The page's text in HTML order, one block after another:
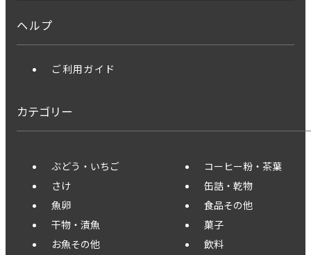
ヘルプ
ご利用ガイド
カテゴリー
ぶどう・いちご
さけ
魚卵
干物・漬魚
お魚その他
コーヒー粉・茶葉
缶詰・乾物
食品その他
菓子
飲料